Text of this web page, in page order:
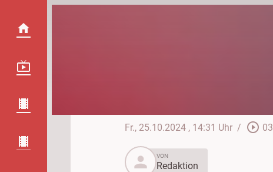
Fr., 25.10.2024 , 14:31 Uhr / play_circle_outline
person
VON
Redaktion